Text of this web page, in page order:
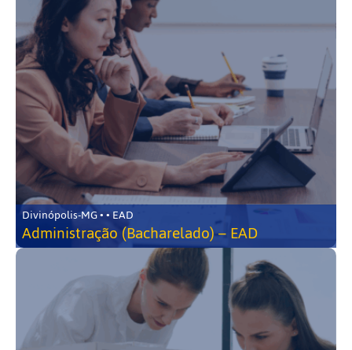
Divinópolis-MG • • EAD
Administração (Bacharelado) – EAD